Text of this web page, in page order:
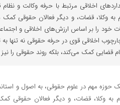
اخلاقی مرتبط با حرفه وکالت و
به وکلا، قضات، و دیگر فعالان حقوقی
خود را بر اساس ارزش‌های اخلاقی و
اخلاقی قوی در حرفه حقوقی نه تنها
قضایی کمک می‌کند، بلکه روند حقوقی را
حوزه مهم در علوم حقوقی، به اصول و
به وکلا، قضات، و دیگر فعالان حقوقی